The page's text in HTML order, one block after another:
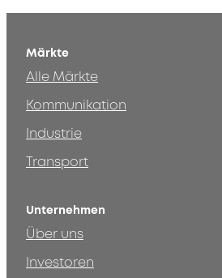
Märkte
Alle Märkte
Kommunikation
Industrie
Transport
Unternehmen
Über uns
Investoren